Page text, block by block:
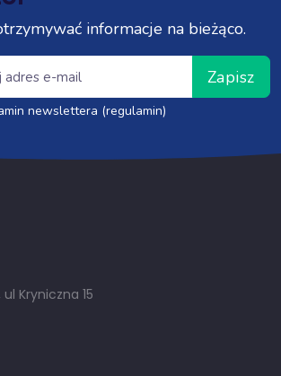
informacje na bieżąco.
Zapisz
newslettera (regulamin)
Kryniczna 15